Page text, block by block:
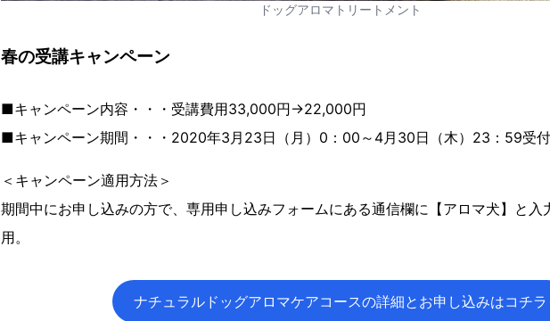
ドッグアロマトリートメント
春の受講キャンペーン
■キャンペーン内容・・・受講費用33,000円→22,000円
■キャンペーン期間・・・2020年3月23日（月）0：00～4月30日（木）23：59受
＜キャンペーン適用方法＞
期間中にお申し込みの方で、専用申し込みフォームにある通信欄に【アロマ犬】と入
用。
ナチュラルドッグアロマケアコースの詳細とお申し込みはコチラ